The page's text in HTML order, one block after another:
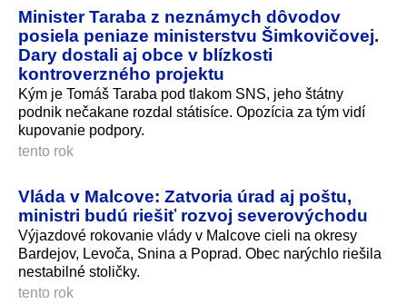
Minister Taraba z neznámych dôvodov
posiela peniaze ministerstvu Šimkovičovej.
Dary dostali aj obce v blízkosti
kontroverzného projektu
Kým je Tomáš Taraba pod tlakom SNS, jeho štátny
podnik nečakane rozdal státisíce. Opozícia za tým vidí
kupovanie podpory.
tento rok
Vláda v Malcove: Zatvoria úrad aj poštu,
ministri budú riešiť rozvoj severovýchodu
Výjazdové rokovanie vlády v Malcove cieli na okresy
Bardejov, Levoča, Snina a Poprad. Obec narýchlo riešila
nestabilné stoličky.
tento rok